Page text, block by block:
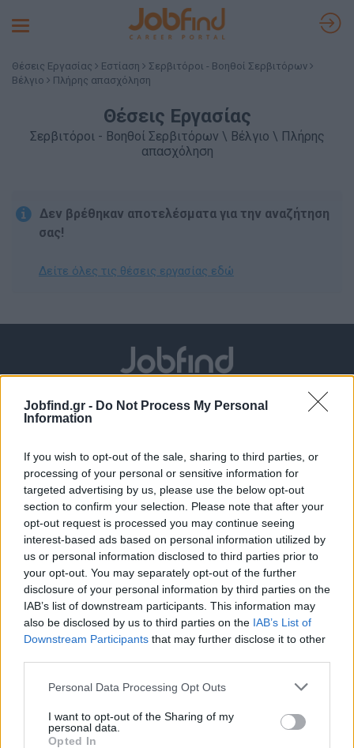
Jobfind.gr - Do Not Process My Personal
Information
If you wish to opt-out of the sale, sharing to third parties, or
processing of your personal or sensitive information for
targeted advertising by us, please use the below opt-out
section to confirm your selection. Please note that after your
opt-out request is processed you may continue seeing
interest-based ads based on personal information utilized by
us or personal information disclosed to third parties prior to
your opt-out. You may separately opt-out of the further
disclosure of your personal information by third parties on the
IAB’s list of downstream participants. This information may
also be disclosed by us to third parties on the IAB’s List of
Downstream Participants that may further disclose it to other
Personal Data Processing Opt Outs
I want to opt-out of the Sharing of my
personal data.
Opted In
Toggle
Θέσεις Εργασίας Εστίαση
Σερβιτόροι - Βοηθοί Σερβιτόρων
Βέλγιο
Πλήρης απασχόληση
Θέσεις Εργασίας
Σερβιτόροι - Βοηθοί Σερβιτόρων \ Βέλγιο \ Πλήρης
απασχόληση
Δεν βρέθηκαν αποτελέσματα για την αναζήτηση
σας!
Δείτε όλες τις θέσεις εργασίας εδώ
Θέσεις εργασίας
Όλες οι Θέσεις Εργασίας
Θέσεις Εργασίας ανά Ειδικότητα
Θέσεις Εργασίας ανά Εταιρεία
Υπηρεσίες υποψηφίων